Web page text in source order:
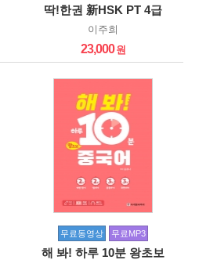
딱!한권 新HSK PT 4급
이주희
23,000
무료동영상 무료MP3
해 봐! 하루 10분 왕초보